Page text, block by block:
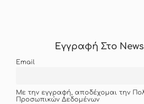
Εγγραφή Στο
Email
Με την εγγραφή, αποδέχομαι την
Προσωπικών Δεδομένων